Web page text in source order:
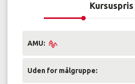
Kursuspris
AMU:
Uden for målgruppe: